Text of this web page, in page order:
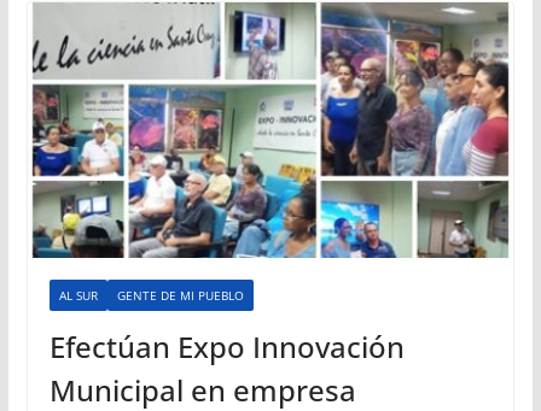
AL SUR GENTE DE MI PUEBLO
Efectúan Expo Innovación
Municipal en empresa